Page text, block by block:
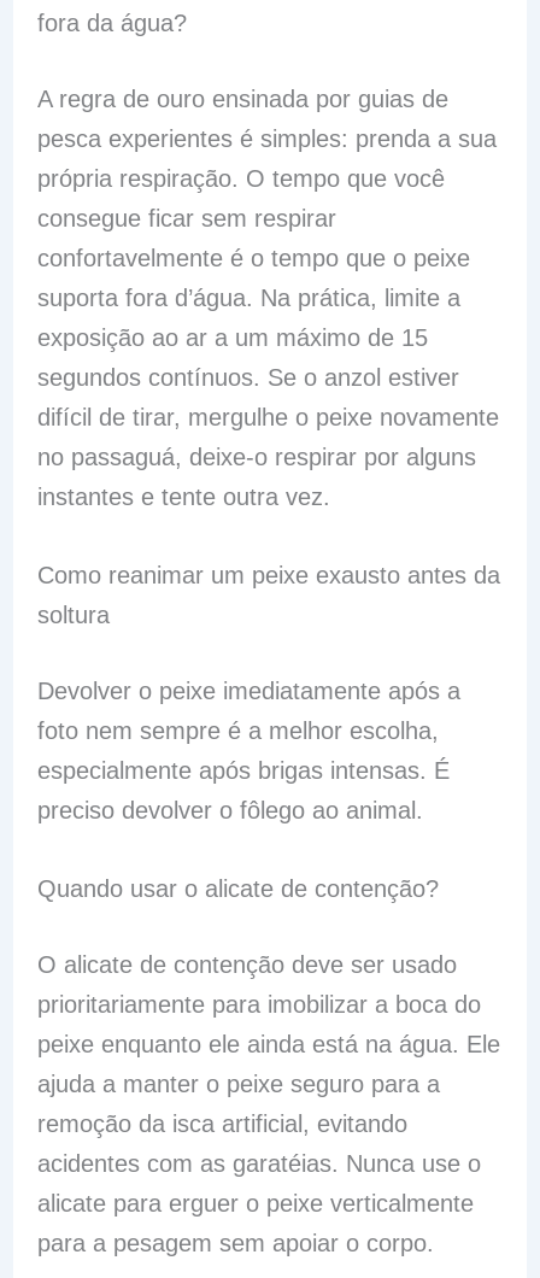
fora da água?
A regra de ouro ensinada por guias de
pesca experientes é simples: prenda a sua
própria respiração. O tempo que você
consegue ficar sem respirar
confortavelmente é o tempo que o peixe
suporta fora d’água. Na prática, limite a
exposição ao ar a um máximo de 15
segundos contínuos. Se o anzol estiver
difícil de tirar, mergulhe o peixe novamente
no passaguá, deixe-o respirar por alguns
instantes e tente outra vez.
Como reanimar um peixe exausto antes da
soltura
Devolver o peixe imediatamente após a
foto nem sempre é a melhor escolha,
especialmente após brigas intensas. É
preciso devolver o fôlego ao animal.
Quando usar o alicate de contenção?
O alicate de contenção deve ser usado
prioritariamente para imobilizar a boca do
peixe enquanto ele ainda está na água. Ele
ajuda a manter o peixe seguro para a
remoção da isca artificial, evitando
acidentes com as garatéias. Nunca use o
alicate para erguer o peixe verticalmente
para a pesagem sem apoiar o corpo.